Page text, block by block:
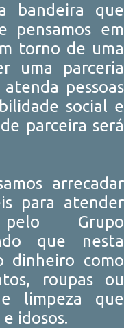
bandeira que
pensamos em
torno de uma
uma parceria
pessoas
social e
parceira será
arrecadar
para atender
Grupo
que nesta
dinheiro como
roupas ou
limpeza que
idosos.